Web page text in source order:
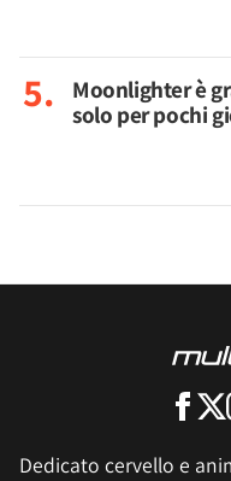
Moonlighter è
solo per pochi
Dedicato cervello e